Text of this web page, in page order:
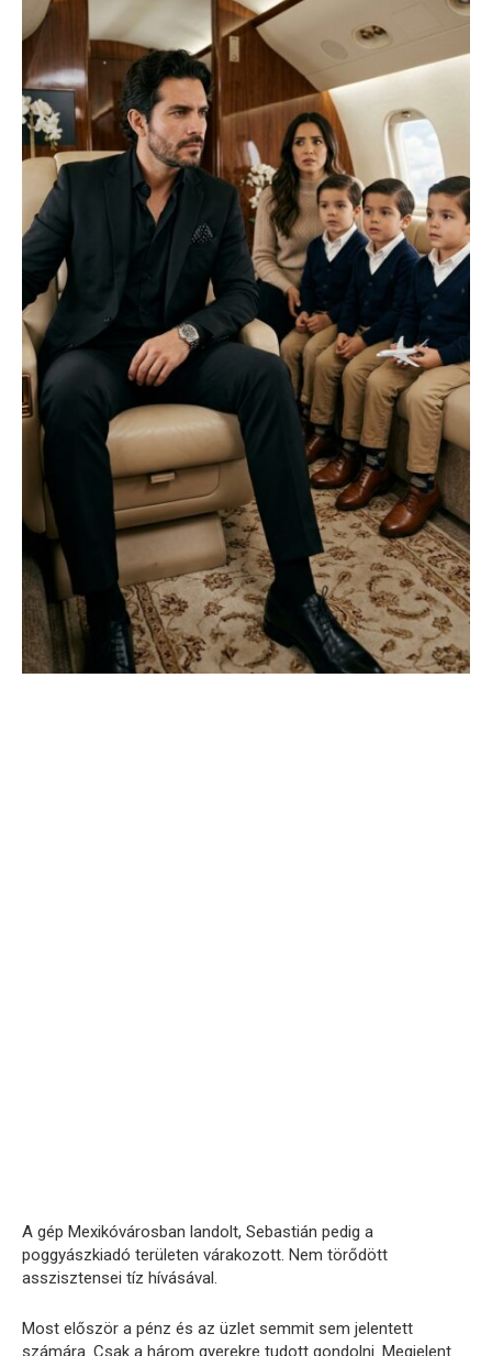
A gép Mexikóvárosban landolt, Sebastián pedig a
poggyászkiadó területen várakozott. Nem törődött
asszisztensei tíz hívásával.
Most először a pénz és az üzlet semmit sem jelentett
számára. Csak a három gyerekre tudott gondolni. Megjelent